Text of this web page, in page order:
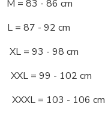
= 83 - 86 cm
87 - 92 cm
= 93 - 98 cm
= 99 - 102 cm
XXXL = 103 - 106 cm